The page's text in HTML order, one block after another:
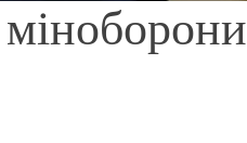
міноборони